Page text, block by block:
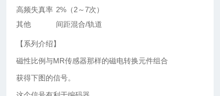
高频失真率 2%（2～7次）
其他
间距混合/轨道
【系列介绍】
磁性比例与MR传感器那样的磁电转换元件组合
获得下图的信号。